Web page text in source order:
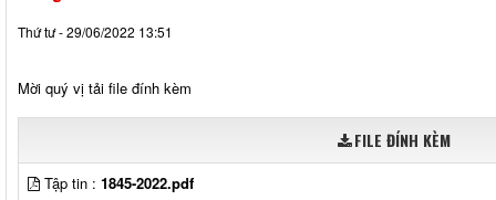
Thứ tư - 29/06/2022 13:51
Mời quý vị tải file đính kèm
FILE ĐÍNH KÈM
Tập tin : 1845-2022.pdf